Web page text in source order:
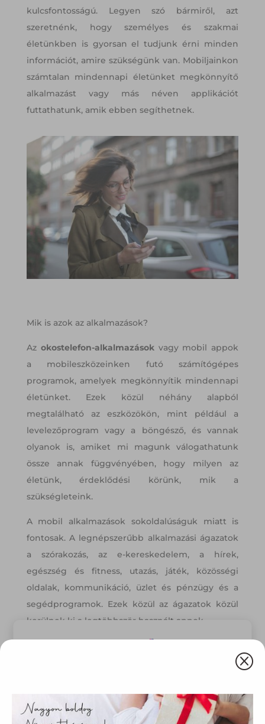
kulcsfontosságú. Legyen szó bármiről, azt
szeretnénk, hogy személyes és szakmai
életünkben is gyorsan el tudjunk érni minden
információt, amire szükségünk van. Mobiljainkon
számtalan mindennapi életünket megkönnyítő
alkalmazást vagy más néven applikációt
futtathatunk, amik ebben segíthetnek.
Mik is azok az alkalmazások?
Az okostelefon-alkalmazásokvagy mobil appok
a mobileszközeinken futó számítógépes
programok, amelyek megkönnyítik mindennapi
életünket. Ezek közül néhány alapból
megtalálható az eszközökön, mint például a
levelezőprogram vagy a böngésző, és vannak
olyanok is, amiket mi magunk válogathatunk
össze annak függvényében, hogy milyen az
életünk, érdeklődési körünk, mik a
szükségleteink.
A mobil alkalmazások sokoldalúságuk miatt is
fontosak. A legnépszerűbb alkalmazási ágazatok
a szórakozás, az e-kereskedelem, a hírek,
egészség és fitness, utazás, játék, közösségi
oldalak, kommunikáció, üzlet és pénzügy és a
segédprogramok. Ezek közül az ágazatok közül
kerülnek ki a legtöbbször használt appok.
segíthet a tájékozódásban, ha utazunk, egy
megint másik szórakoztat minket várakozás
közben, de természetesen ma már szinte
Q
Weboldalunkon „cookie"-kat (továbbiakban „süti")